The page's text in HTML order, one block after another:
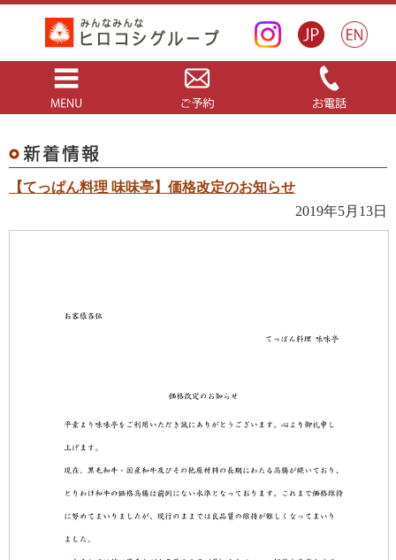
【てっぱん料理 味味亭】価格改定のお知らせ
2019年5月13日